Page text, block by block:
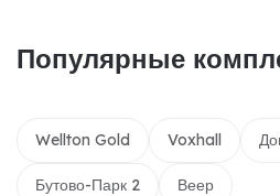
Популярные
Wellton Gold Voxhall
Бутово-Парк 2 Веер